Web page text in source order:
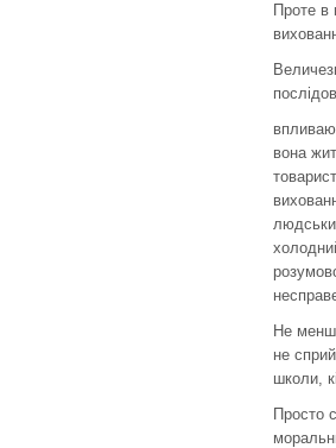
Проте в
вона
Не менш
не
школи,
Просто